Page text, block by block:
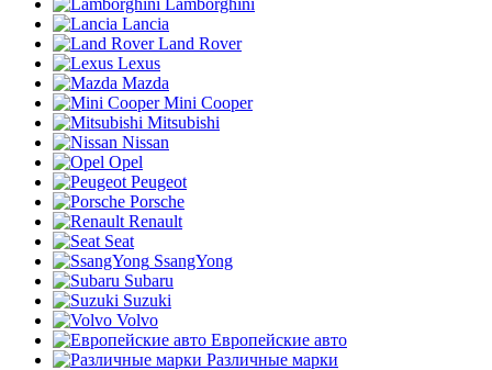
Lamborghini
Lancia
Land Rover
Lexus
Mazda
Mini Cooper
Mitsubishi
Nissan
Opel
Peugeot
Porsche
Renault
Seat
SsangYong
Subaru
Suzuki
Volvo
Европейские авто
Различные марки